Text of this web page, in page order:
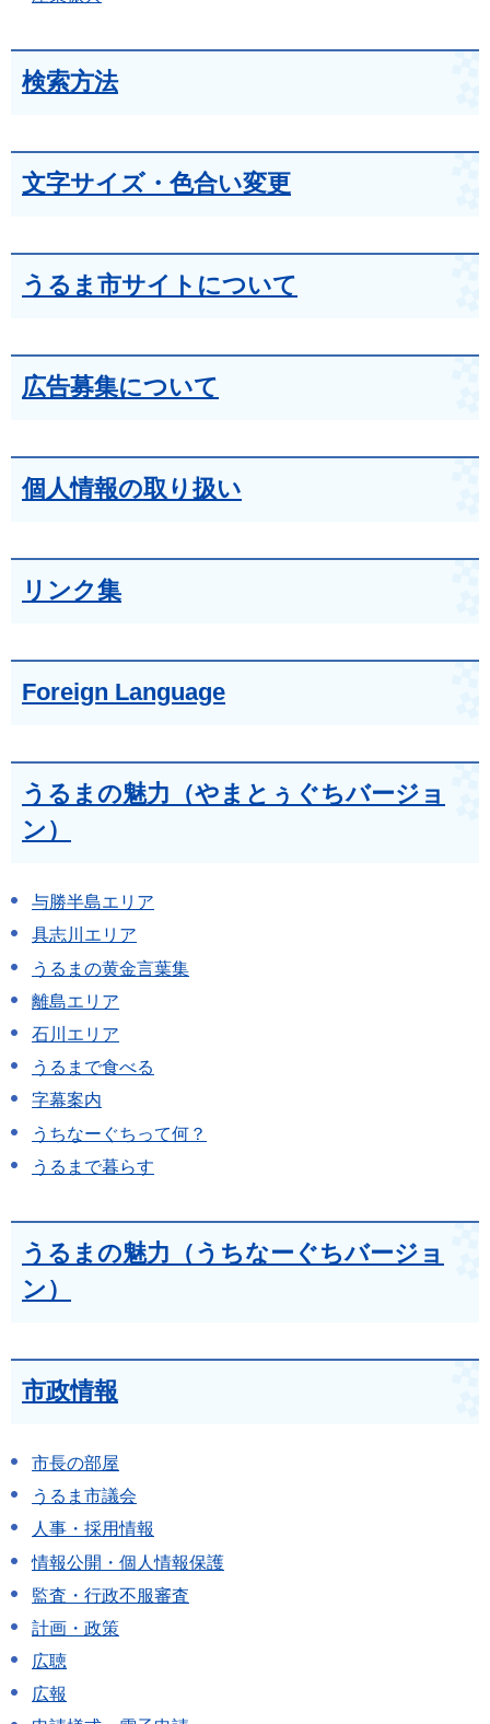
検索方法
文字サイズ・色合い変更
うるま市サイトについて
広告募集について
個人情報の取り扱い
リンク集
Foreign Language
うるまの魅力（やまとぅぐちバージョ
ン）
与勝半島エリア
具志川エリア
うるまの黄金言葉集
離島エリア
石川エリア
うるまで食べる
字幕案内
うちなーぐちって何？
うるまで暮らす
うるまの魅力（うちなーぐちバージョ
ン）
市政情報
市長の部屋
うるま市議会
人事・採用情報
情報公開・個人情報保護
監査・行政不服審査
計画・政策
広聴
広報